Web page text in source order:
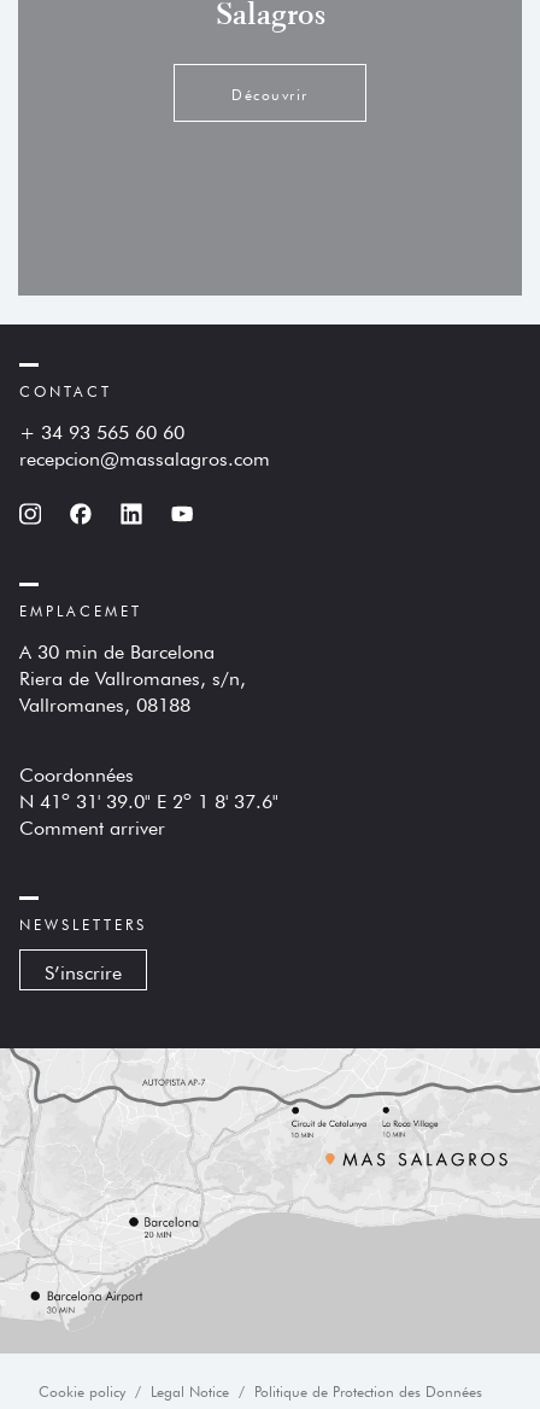
Salagros
Découvrir
CONTACT
+ 34 93 565 60 60
recepcion@massalagros.com
EMPLACEMET
A 30 min de Barcelona
Riera de Vallromanes, s/n,
Vallromanes, 08188
Coordonnées
N 41º 31' 39.0" E 2º 1 8' 37.6"
Comment arriver
NEWSLETTERS
S’inscrire
Cookie policy Legal Notice Politique de Protection des Données